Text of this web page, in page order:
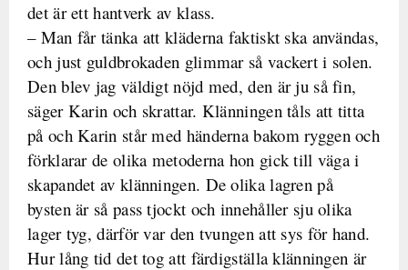
det är ett hantverk av klass.
– Man får tänka att kläderna faktiskt ska användas,
och just guldbrokaden glimmar så vackert i solen.
Den blev jag väldigt nöjd med, den är ju så fin,
säger Karin och skrattar. Klänningen tåls att titta
på och Karin står med händerna bakom ryggen och
förklarar de olika metoderna hon gick till väga i
skapandet av klänningen. De olika lagren på
bysten är så pass tjockt och innehåller sju olika
lager tyg, därför var den tvungen att sys för hand.
Hur lång tid det tog att färdigställa klänningen är